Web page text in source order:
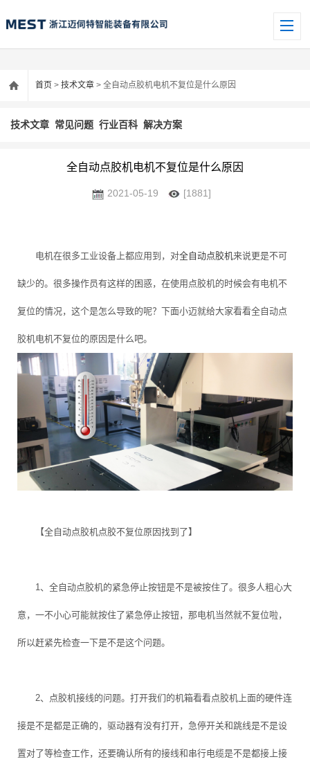
首页 > 技术文章 > 全自动点胶机电机不复位是什么原因
技术文章 常见问题 行业百科 解决方案
全自动点胶机电机不复位是什么原因
2021-05-19 [1881]
电机在很多工业设备上都应用到，对全自动点胶机来说更是不可
缺少的。很多操作员有这样的困惑，在使用点胶机的时候会有电机不
复位的情况，这个是怎么导致的呢？下面小迈就给大家看看全自动点
胶机电机不复位的原因是什么吧。
【全自动点胶机点胶不复位原因找到了】
1、全自动点胶机的紧急停止按钮是不是被按住了。很多人粗心大
意，一不小心可能就按住了紧急停止按钮，那电机当然就不复位啦，
所以赶紧先检查一下是不是这个问题。
2、点胶机接线的问题。打开我们的机箱看看点胶机上面的硬件连
接是不是都是正确的，驱动器有没有打开，急停开关和跳线是不是设
置对了等检查工作，还要确认所有的接线和串行电缆是不是都接上接